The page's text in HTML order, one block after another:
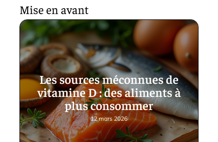
Mise en avant
Les sources méconnues de
vitamine D : des aliments à
plus consommer
12 mars 2026